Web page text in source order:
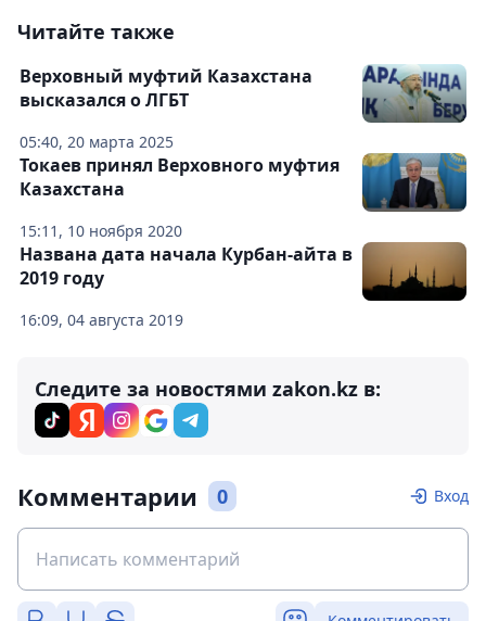
Читайте также
05:40, 20 марта 2025
Верховный муфтий Казахстана
высказался о ЛГБТ
15:11, 10 ноября 2020
Токаев принял Верховного муфтия
Казахстана
16:09, 04 августа 2019
Названа дата начала Курбан-айта в
2019 году
Следите за новостями zakon.kz в:
Комментарии 0 Вход